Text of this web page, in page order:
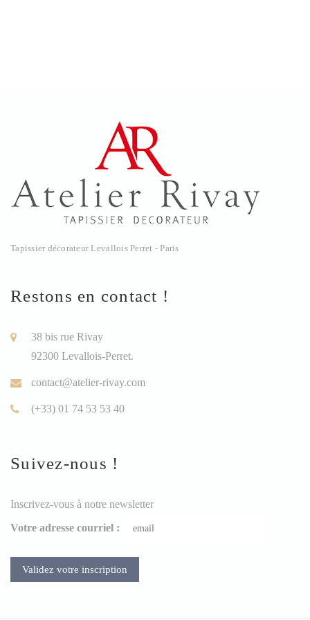
Tapissier décorateur Levallois Perret - Paris
Restons en contact !
38 bis rue Rivay
92300 Levallois-Perret.
contact@atelier-rivay.com
(+33) 01 74 53 53 40
Suivez-nous !
Inscrivez-vous à notre newsletter
Votre adresse courriel :